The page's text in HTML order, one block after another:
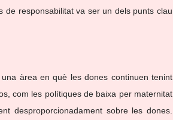
responsabilitat va ser un dels punts clau
àrea en què les dones continuen tenint
com les polítiques de baixa per maternitat
desproporcionadament sobre les dones.